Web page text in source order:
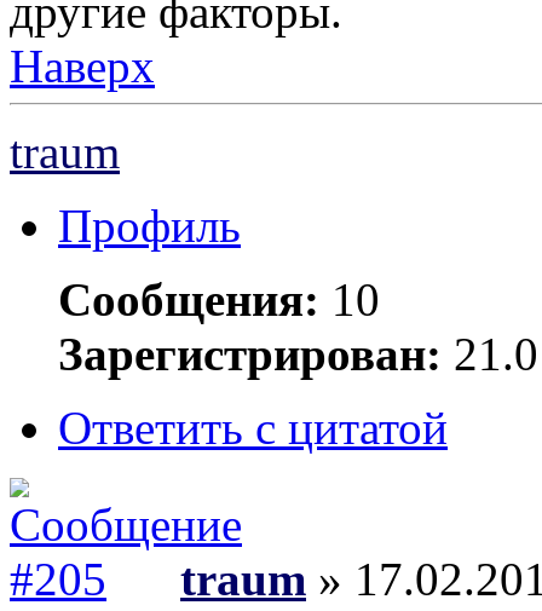
другие факторы.
Наверх
traum
Профиль
Сообщения: 10
Зарегистрирован:
Ответить с цитатой
traum »